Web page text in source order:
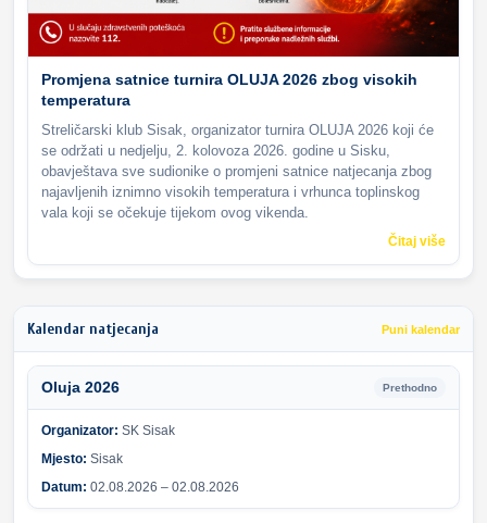
Promjena satnice turnira OLUJA 2026 zbog visokih
temperatura
Streličarski klub Sisak, organizator turnira OLUJA 2026 koji će
se održati u nedjelju, 2. kolovoza 2026. godine u Sisku,
obavještava sve sudionike o promjeni satnice natjecanja zbog
najavljenih iznimno visokih temperatura i vrhunca toplinskog
vala koji se očekuje tijekom ovog vikenda.
Čitaj više
Kalendar natjecanja Puni kalendar
Oluja 2026 Prethodno
Organizator: SK Sisak
Mjesto: Sisak
Datum: 02.08.2026 – 02.08.2026